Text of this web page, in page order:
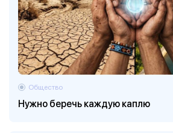
Нужно беречь каждую каплю
Общество